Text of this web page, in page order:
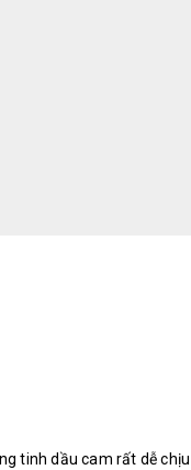
tinh dầu cam rất dễ chịu